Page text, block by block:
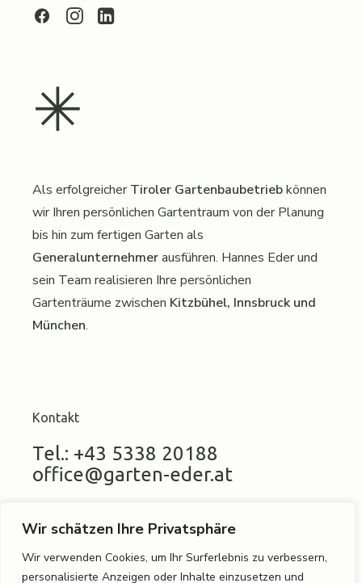
Wir schätzen Ihre Privatsphäre
Wir verwenden Cookies, um Ihr Surferlebnis zu verbessern,
personalisierte Anzeigen oder Inhalte einzusetzen und
✳︎
Als erfolgreicherTiroler Gartenbaubetriebkönnen
wir Ihren persönlichen Gartentraum von der Planung
bis hin zum fertigen Garten als
Generalunternehmerausführen. Hannes Eder und
sein Team realisieren Ihre persönlichen
Gartenträume zwischen Kitzbühel, Innsbruck und
München.
Kontakt
Tel.: +43 5338 20188
office@garten-eder.at
Standort